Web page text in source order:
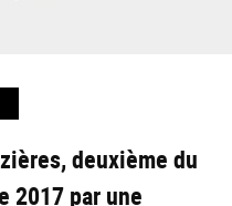
deuxième du
2017 par une